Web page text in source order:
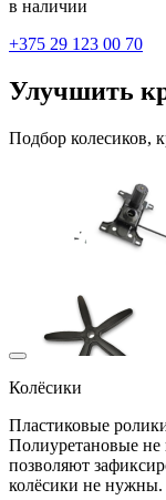
в наличии
+375 29 123 00 70
Улучшить
Подбор колесиков,
Колёсики
Пластиковые
Полиуретановые не
позволяют
колёсики не нужны.